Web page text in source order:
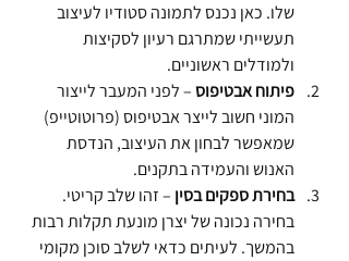
שלו. כאן נכנס לתמונה סטודיו לעיצוב
תעשייתי שמתרגם רעיון לסקיצות
ולמודלים ראשוניים.
פיתוח אבטיפוס – לפני המעבר לייצור
המוני חשוב לייצר אבטיפוס (פרוטוטייפ)
שמאפשר לבחון את העיצוב, הנדסת
האנוש והעמידה בתקנים.
בחירת ספקים בסין – זהו שלב קריטי.
בחירה נכונה של יצרן מונעת תקלות רבות
בהמשך. לעיתים כדאי לשלב סוכן מקומי